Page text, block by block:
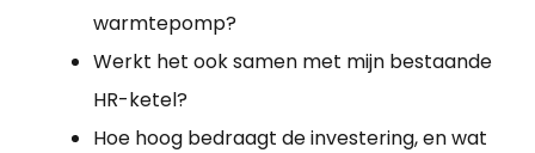
warmtepomp?
Werkt het ook samen met mijn bestaande
HR-ketel?
Hoe hoog bedraagt de investering, en wat